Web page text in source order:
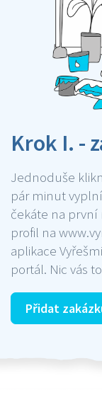
Krok I. -
Jednoduše
pár minut
čekáte na první
profil na
aplikace
portál. Nic vás
Přidat